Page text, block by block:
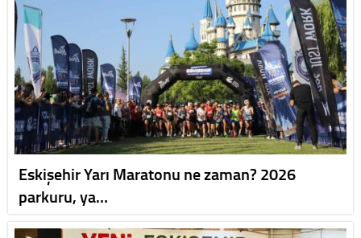
Eskişehir Yarı Maratonu ne zaman? 2026
parkuru, ya…